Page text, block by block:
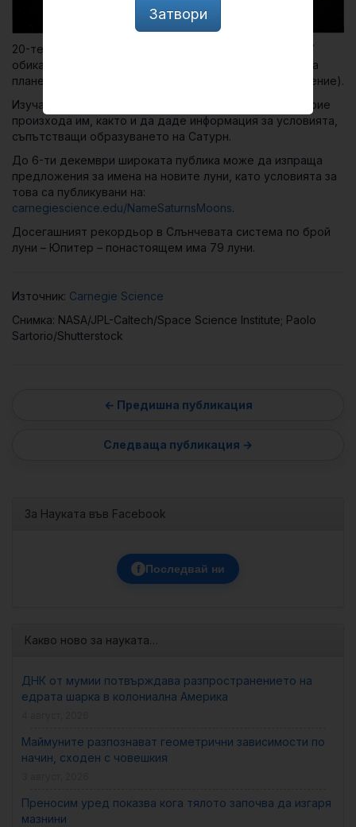
20-те нови луни са с диаметър около 5 км., като от 17
обикалят в обратна посока на посоката на въртене на
планетата около остта си (т. нар.
движение).
Изучаването на орбитите на тези луни може да разкрие
произхода им, както и да даде информация за условията,
съпътстващи образуването на Сатурн.
До 6-ти декември широката публика може да изпраща
предложения за имена на новите луни, като условията за
това са публикувани на:
carnegiescience.edu/NameSaturnsMoons.
Досегашният рекордьор в Слънчевата система по брой
луни – Юпитер – понастоящем има 79 луни.
Източник: Carnegie Science
Снимка: NASA/JPL-Caltech/Space Science Institute; Paolo
Sartorio/Shutterstock
За Науката във Facebook
f Последвай ни
Какво ново за науката…
ДНК от мумии потвърждава разпространението на
едрата шарка в колониална Америка
Маймуните разпознават геометрични зависимости по
начин, сходен с човешкия
Преносим уред показва кога тялото започва да изгаря
мазнини
Затвори